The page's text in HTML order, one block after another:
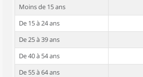
Moins de 15 ans
De 15 à 24 ans
De 25 à 39 ans
De 40 à 54 ans
De 55 à 64 ans